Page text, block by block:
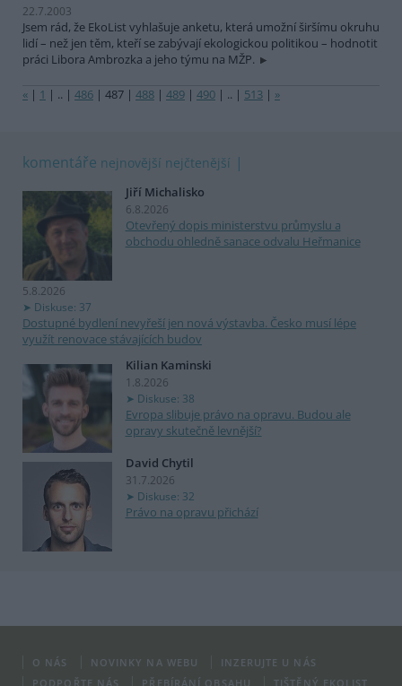
22.7.2003
Jsem rád, že EkoList vyhlašuje anketu, která umožní širšímu okruhu
lidí – než jen těm, kteří se zabývají ekologickou politikou – hodnotit
práci Libora Ambrozka a jeho týmu na MŽP.
« | 1 | .. | 486 | 487 | 488 | 489 | 490 | .. | 513 | »
komentáře nejnovější nejčtenější
Jiří Michalisko
6.8.2026
Otevřený dopis ministerstvu průmyslu a
obchodu ohledně sanace odvalu Heřmanice
5.8.2026
Diskuse: 37
Dostupné bydlení nevyřeší jen nová výstavba. Česko musí lépe
využít renovace stávajících budov
Kilian Kaminski
1.8.2026
Diskuse: 38
Evropa slibuje právo na opravu. Budou ale
opravy skutečně levnější?
David Chytil
31.7.2026
Diskuse: 32
Právo na opravu přichází
O NÁS NOVINKY NA WEBU
INZERUJTE U NÁS
PODPOŘTE NÁS
PŘEBÍRÁNÍ OBSAHU TIŠTĚNÝ EKOLIST